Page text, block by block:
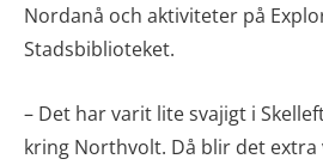
Nordanå och aktiviteter på
Stadsbiblioteket.
– Det har varit lite svajigt i
kring Northvolt. Då blir det extra